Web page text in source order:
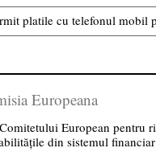
platile cu telefonul mobil
Europeana
European pentru
din sistemul